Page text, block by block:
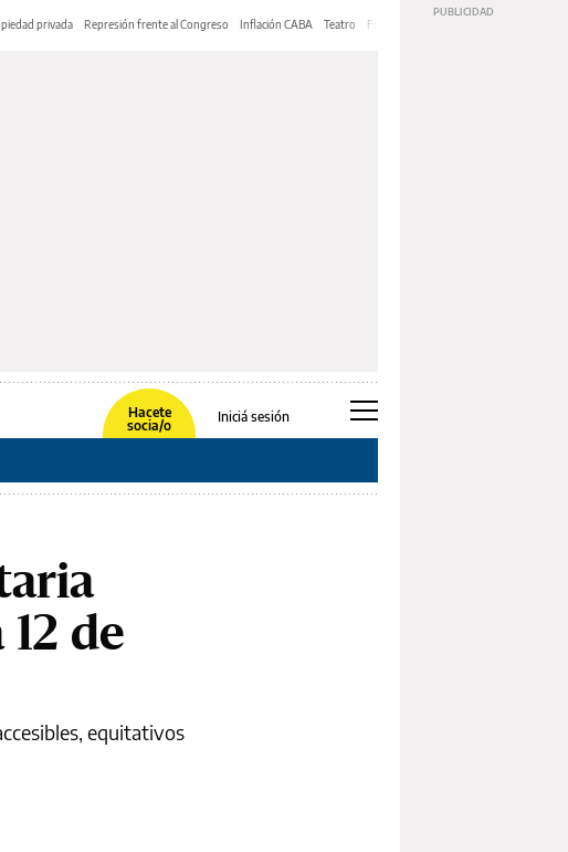
privada Represión frente al Congreso Inflación CABA Teatro Feria de Editores
Hacete
socia/o
Iniciá sesión
de
equitativos